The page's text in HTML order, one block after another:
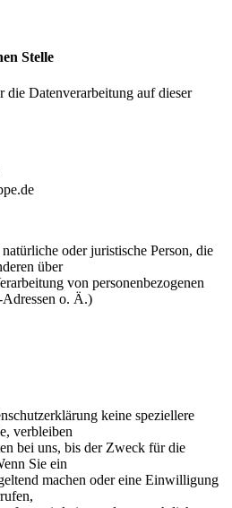
Stelle
Datenverarbeitung auf dieser
oder juristische Person, die
über
von personenbezogenen
o. Ä.)
keine speziellere
verbleiben
bei uns, bis der Zweck für die
Sie ein
machen oder eine Einwilligung